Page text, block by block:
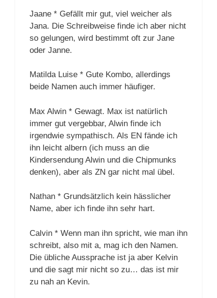
Jaane * Gefällt mir gut, viel weicher als
Jana. Die Schreibweise finde ich aber nicht
so gelungen, wird bestimmt oft zur Jane
oder Janne.
Matilda Luise * Gute Kombo, allerdings
beide Namen auch immer häufiger.
Max Alwin * Gewagt. Max ist natürlich
immer gut vergebbar, Alwin finde ich
irgendwie sympathisch. Als EN fände ich
ihn leicht albern (ich muss an die
Kindersendung Alwin und die Chipmunks
denken), aber als ZN gar nicht mal übel.
Nathan * Grundsätzlich kein hässlicher
Name, aber ich finde ihn sehr hart.
Calvin * Wenn man ihn spricht, wie man ihn
schreibt, also mit a, mag ich den Namen.
Die übliche Aussprache ist ja aber Kelvin
und die sagt mir nicht so zu… das ist mir
zu nah an Kevin.